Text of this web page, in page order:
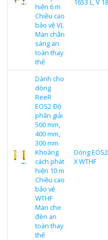
hiện 6 m
Chiều cao
bảo vệ VL
Màn chắn
sáng an
toàn thay
thế
1653 L, V
Dành cho
dòng
ReeR
EOS2 Độ
phân giải
500 mm,
400 mm,
300 mm
Khoảng
cách phát
hiện 10 m
Chiều cao
bảo vệ
WTHF
Màn che
đèn an
toàn thay
thế
Dòng
X WTHF